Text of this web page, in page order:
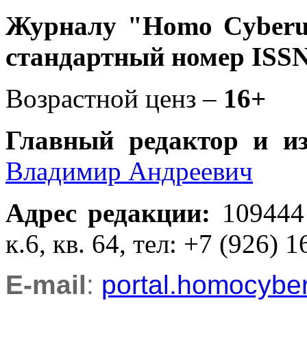
Журналу "Homo
стандартный номер
Возрастной ценз – 16+
Главный редактор и
Владимир Андреевич
Адрес редакции:
к.6, кв. 64, тел: +7 (926)
E-mail: